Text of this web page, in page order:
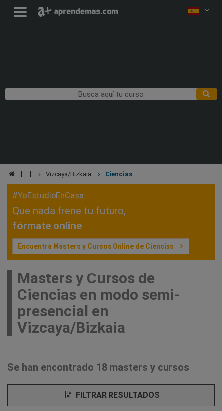
Vizcaya/Bizkaia Ciencias
#YoEstudioEnCasa
Que nada frene tu futuro,
fórmate online
Encuentra Masters y Cursos Online de Ciencias
Masters y Cursos de
Ciencias en modo semi-
presencial en
Vizcaya/Bizkaia
Se han encontrado 18 masters y cursos
FILTRAR RESULTADOS